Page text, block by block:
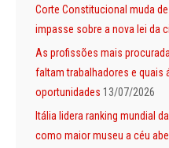
Corte Constitucional muda
impasse sobre a nova lei da
As profissões mais
faltam trabalhadores e quais
oportunidades 13/07/2026
Itália lidera ranking mundial
como maior museu a céu